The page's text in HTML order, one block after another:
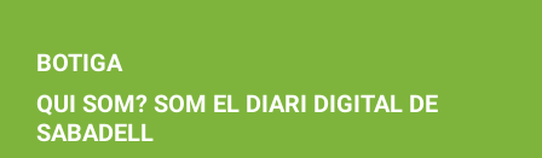
BOTIGA
QUI SOM? SOM EL DIARI DIGITAL DE
SABADELL